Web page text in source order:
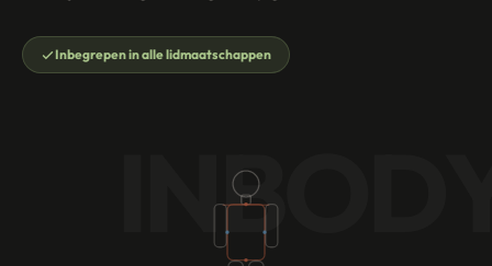
Inbegrepen in alle lidmaatschappen